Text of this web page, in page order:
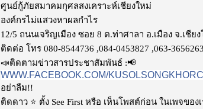
ศูนย์กู้ภัยสมาคมกุศลสงเคราะห์เชียงใหม่
องค์กรไม่แสวงหาผลกำไร
12/5 ถนนเจริญเมือง ซอย 8 ต.ท่าศาลา อ.เมือง จ.เชียง
ติดต่อ โทร 080-8544736 ,084-0453827 ,063-3656263
📣ติดตามข่าวสารประชาสัมพันธ์ :📢
WWW.FACEBOOK.COM/
อย่าลืม!!
ติดดาว ⭐ ตั้ง See First หรือ เห็นโพสต์ก่อน ในเพจขอ